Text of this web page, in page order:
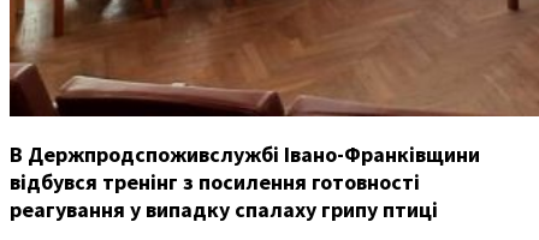
В Держпродспоживслужбі Івано-Франківщини
відбувся тренінг з посилення готовності
реагування у випадку спалаху грипу птиці